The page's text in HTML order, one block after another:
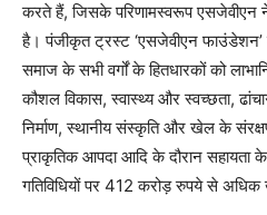
करते हैं, जिसके परिणामस्वरूप एसजेवीएन ने
है। पंजीकृत ट्रस्ट ‘एसजेवीएन
समाज के सभी वर्गों के हितधारकों को
कौशल विकास, स्वास्थ्य और स्वच्छता,
निर्माण, स्थानीय संस्कृति और खेल के
प्राकृतिक आपदा आदि के दौरान सहायता
गतिविधियों पर 412 करोड़ रुपये से